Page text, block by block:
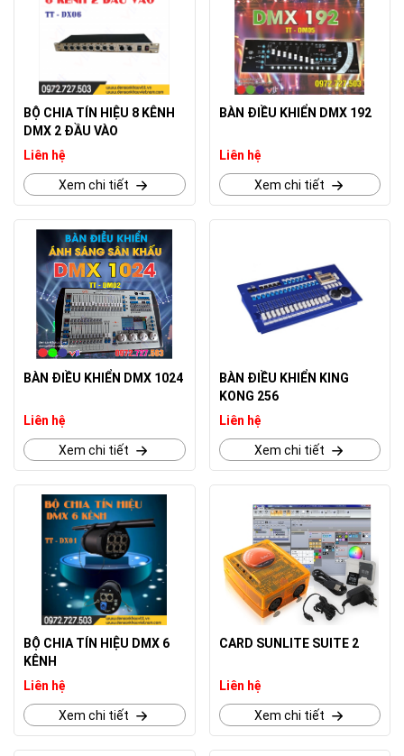
BỘ CHIA TÍN HIỆU 8 KÊNH
DMX 2 ĐẦU VÀO
Liên hệ
Xem chi tiết
BÀN ĐIỀU KHIỂN DMX 192
Liên hệ
Xem chi tiết
BÀN ĐIỀU KHIỂN DMX 1024
Liên hệ
Xem chi tiết
BÀN ĐIỀU KHIỂN KING
KONG 256
Liên hệ
Xem chi tiết
BỘ CHIA TÍN HIỆU DMX 6
KÊNH
Liên hệ
Xem chi tiết
CARD SUNLITE SUITE 2
Liên hệ
Xem chi tiết